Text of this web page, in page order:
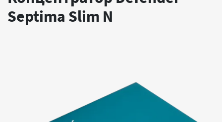
Septima Slim N